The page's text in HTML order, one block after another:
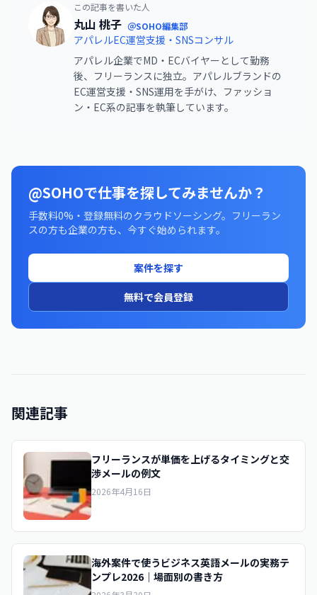
この記事を書いた人
丸山 桃子 ＠SOHO編集部
アパレルEC運営支援・SNSコンサル
アパレル企業でMD・ECバイヤーとして勤務
後、フリーランスに独立。アパレルブランドの
EC運営支援・SNS運用を手がけ、ファッショ
ン・EC系の記事を執筆しています。
@SOHOで仕事を探してみませんか？
手数料0%・登録無料のクラウドソーシング。フリーラン
スの方も企業の方も、今すぐ始められます。
案件を探す
無料で会員登録
関連記事
フリーランスが単価を上げるタイミングと交
渉メールの例文
2026年4月16日
海外案件で使うビジネス英語メールの実務テ
ンプレ2026｜場面別の書き方